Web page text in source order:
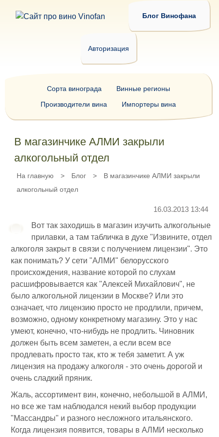
Блог Винофана
Авторизация
В магазинчике АЛМИ закрыли
алкогольный отдел
На главную > Блог >
В магазинчике АЛМИ закрыли
алкогольный отдел
16.03.2013 13:44
Вот так заходишь в магазин изучить алкогольные
прилавки, а там табличка в духе "Извините, отдел
алкоголя закрыт в связи с получением лицензии". Это
как понимать? У сети "АЛМИ" белорусского
происхождения, название которой по слухам
расшифровывается как "Алексей Михайлович", не
было алкогольной лицензии в Москве? Или это
означает, что лицензию просто не продлили, причем,
возможно, одному конкретному магазину. Это у нас
умеют, конечно, что-нибудь не продлить. Чиновник
должен быть всем заметен, а если всем все
продлевать просто так, кто ж тебя заметит. А уж
лицензия на продажу алкоголя - это очень дорогой и
очень сладкий пряник.
Жаль, ассортимент вин, конечно, небольшой в АЛМИ,
но все же там наблюдался некий выбор продукции
"Массандры" и разного несложного итальянского.
Когда лицензия появится, товары в АЛМИ несколько
Сорта винограда
Винные регионы
Производители вина
Импортеры вина